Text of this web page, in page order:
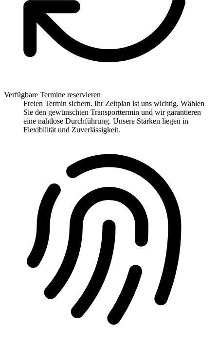
Verfügbare Termine reservieren
Freien Termin sichern. Ihr Zeitplan ist uns wichtig. Wählen
Sie den gewünschten Transporttermin und wir garantieren
eine nahtlose Durchführung. Unsere Stärken liegen in
Flexibilität und Zuverlässigkeit.